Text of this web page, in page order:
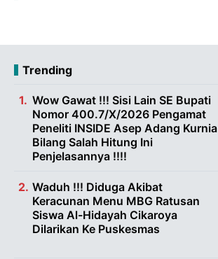
Trending
Wow Gawat !!! Sisi Lain SE Bupati
Nomor 400.7/X/2026 Pengamat
Peneliti INSIDE Asep Adang Kurnia
Bilang Salah Hitung Ini
Penjelasannya !!!!
Waduh !!! Diduga Akibat
Keracunan Menu MBG Ratusan
Siswa Al-Hidayah Cikaroya
Dilarikan Ke Puskesmas